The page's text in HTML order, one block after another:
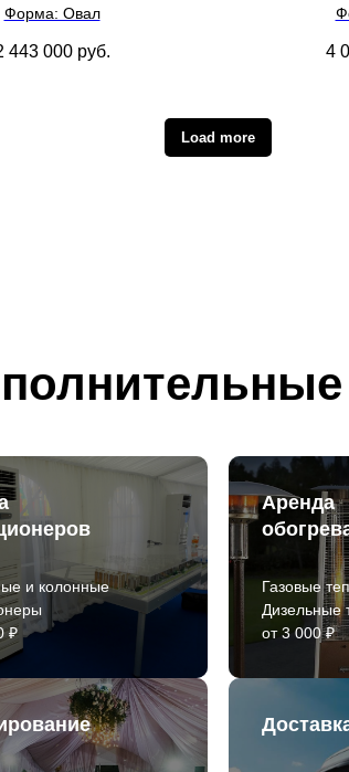
Форма: Овал
443 000 руб. 4
Load more
и колонные
₽
Аренда
Газовые
Дизельные
от 3 000 ₽